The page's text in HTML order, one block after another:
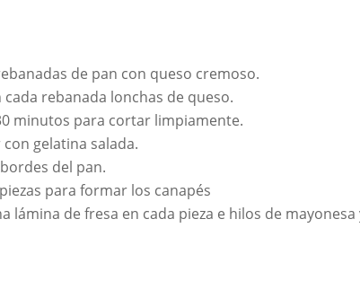
de pan con queso cremoso.
cada rebanada lonchas de queso.
minutos para cortar limpiamente.
gelatina salada.
del pan.
para formar los canapés
lámina de fresa en cada pieza e hilos de mayonesa